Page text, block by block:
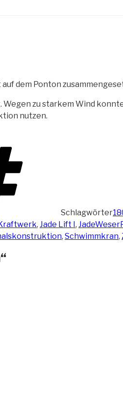
aufdem Ponton
zu starkem Wind
nutzen.
Schlagwörter
, Jade Lift I,
, Schwimmkran,